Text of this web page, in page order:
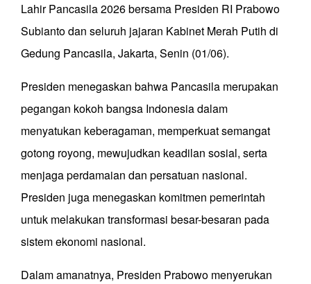
Lahir Pancasila 2026 bersama Presiden RI Prabowo
Subianto dan seluruh jajaran Kabinet Merah Putih di
Gedung Pancasila, Jakarta, Senin (01/06).
Presiden menegaskan bahwa Pancasila merupakan
pegangan kokoh bangsa Indonesia dalam
menyatukan keberagaman, memperkuat semangat
gotong royong, mewujudkan keadilan sosial, serta
menjaga perdamaian dan persatuan nasional.
Presiden juga menegaskan komitmen pemerintah
untuk melakukan transformasi besar-besaran pada
sistem ekonomi nasional.
Dalam amanatnya, Presiden Prabowo menyerukan